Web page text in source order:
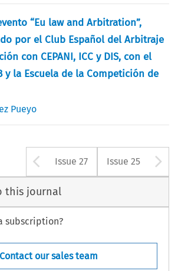
“Eu law and Arbitration”,
por el Club Español del Arbitraje
con CEPANI, ICC y DIS, con el
y la Escuela de la Competición de
Pueyo
Arrow button
Issue 27 Issue 25
this journal
subscription?
Contact our sales team